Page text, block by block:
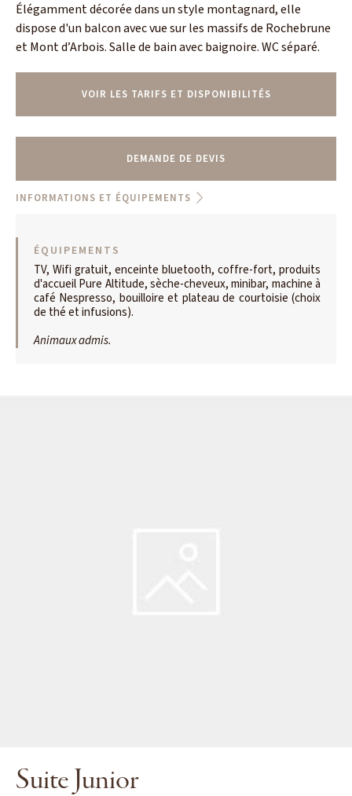
Élégamment décorée dans un style montagnard, elle
dispose d'un balcon avec vue sur les massifs de Rochebrune
et Mont d’Arbois. Salle de bain avec baignoire. WC séparé.
VOIR LES TARIFS ET DISPONIBILITÉS
DEMANDE DE DEVIS
INFORMATIONS ET ÉQUIPEMENTS
ÉQUIPEMENTS
TV, Wifi gratuit, enceinte bluetooth, coffre-fort, produits
d'accueil Pure Altitude, sèche-cheveux, minibar, machine à
café Nespresso, bouilloire et plateau de courtoisie (choix
de thé et infusions).
Animaux admis.
Suite Junior